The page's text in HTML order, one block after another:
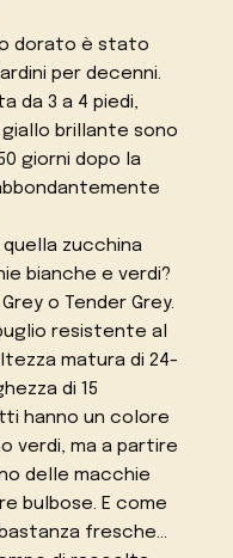
dorato è stato
per decenni.
da 3 a 4 piedi,
brillante sono
giorni dopo la
zucchina
bianche e verdi?
o Tender Grey.
resistente al
matura di 24-
di 15
hanno un colore
verdi, ma a partire
delle macchie
bulbose. E come
fresche…